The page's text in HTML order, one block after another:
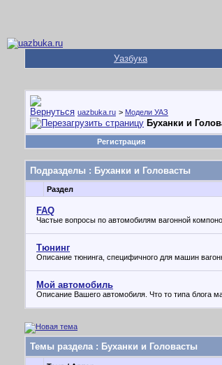
Уазбука
uazbuka.ru > Модели УАЗ
Буханки и
Регистрация
Подразделы : Буханки и Головасты
Раздел
FAQ
Частые вопросы по автомобилям вагонной
Тюнинг
Описание тюнинга, специфичного для машин
Мой автомобиль
Описание Вашего автомобиля. Что то типа блога
Темы раздела: Буханки и Головасты